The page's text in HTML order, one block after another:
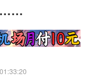
……